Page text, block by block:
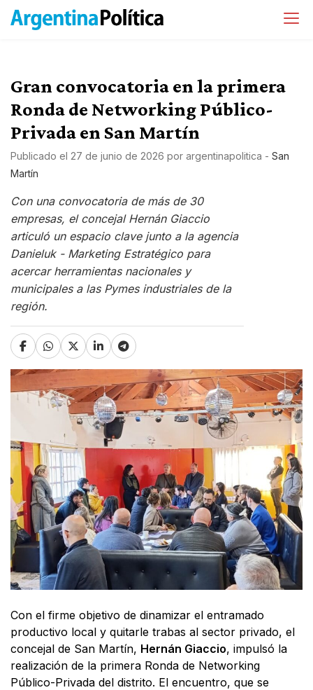
​Gran convocatoria en la primera
Ronda de Networking Público-
Privada en San Martín
Publicado el 27 de junio de 2026 por argentinapolitica - San
Martín
​Con una convocatoria de más de 30
empresas, el concejal Hernán Giaccio
articuló un espacio clave junto a la agencia
Danieluk - Marketing Estratégico para
acercar herramientas nacionales y
municipales a las Pymes industriales de la
región.
Con el firme objetivo de dinamizar el entramado
productivo local y quitarle trabas al sector privado, el
concejal de San Martín, Hernán Giaccio, impulsó la
realización de la primera Ronda de Networking
Público-Privada del distrito. El encuentro, que se